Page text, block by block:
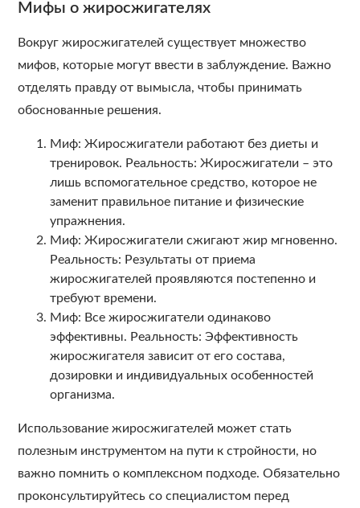
Мифы о жиросжигателях
Вокруг жиросжигателей существует множество
мифов, которые могут ввести в заблуждение. Важно
отделять правду от вымысла, чтобы принимать
обоснованные решения.
Миф: Жиросжигатели работают без диеты и
тренировок. Реальность: Жиросжигатели – это
лишь вспомогательное средство, которое не
заменит правильное питание и физические
упражнения.
Миф: Жиросжигатели сжигают жир мгновенно.
Реальность: Результаты от приема
жиросжигателей проявляются постепенно и
требуют времени.
Миф: Все жиросжигатели одинаково
эффективны. Реальность: Эффективность
жиросжигателя зависит от его состава,
дозировки и индивидуальных особенностей
организма.
Использование жиросжигателей может стать
полезным инструментом на пути к стройности, но
важно помнить о комплексном подходе. Обязательно
проконсультируйтесь со специалистом перед